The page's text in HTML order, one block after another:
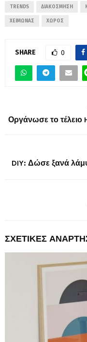
TRENDS ΔΙΑΚΌΣΜΗΣΗ
ΧΕΙΜΏΝΑΣ ΧΏΡΟΣ
SHARE 0
Οργάνωσε το τέλειο
DIY: Δώσε ξανά
ΣΧΕΤΙΚΈΣ